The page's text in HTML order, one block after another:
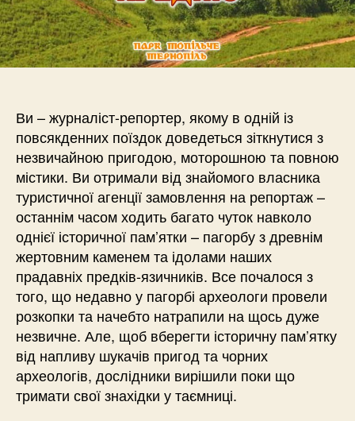
Ви – журналіст-репортер, якому в одній із
повсякденних поїздок доведеться зіткнутися з
незвичайною пригодою, моторошною та повною
містики. Ви отримали від знайомого власника
туристичної агенції замовлення на репортаж –
останнім часом ходить багато чуток навколо
однієї історичної пам’ятки – пагорбу з древнім
жертовним каменем та ідолами наших
прадавніх предків-язичників. Все почалося з
того, що недавно у пагорбі археологи провели
розкопки та начебто натрапили на щось дуже
незвичне. Але, щоб вберегти історичну пам’ятку
від напливу шукачів пригод та чорних
археологів, дослідники вирішили поки що
тримати свої знахідки у таємниці.